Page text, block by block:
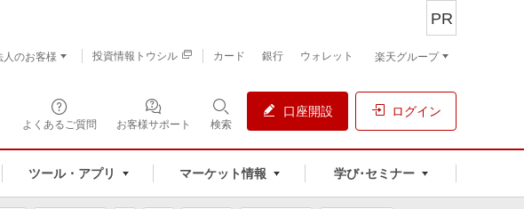
よくあるご質問 お客様サポート 検索
口座開設 ログイン
ツール・アプリ マーケット情報 学び･セミナー
PR
人のお客様 投資情報トウシル カード 銀行 ウォレット 楽天グループ